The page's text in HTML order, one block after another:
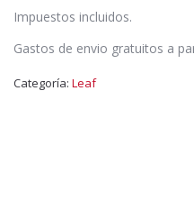
Impuestos incluidos.
Gastos de envio gratuitos a
Categoría: Leaf